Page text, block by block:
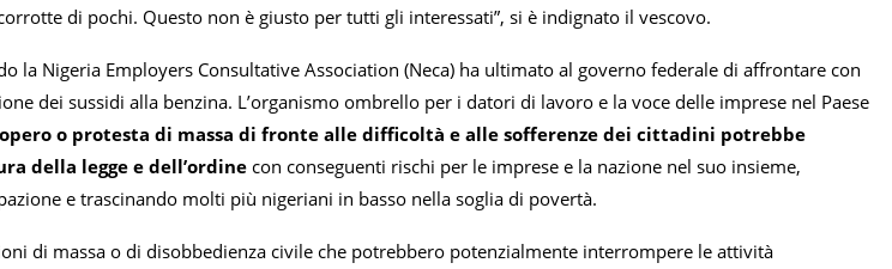
di pochi. Questo non è giusto per tutti gli interessati”, si è indignato il vescovo.
la Nigeria Employers Consultative Association (Neca) ha ultimato al governo federale di affrontare con
dei sussidi alla benzina. L’organismo ombrello per i datori di lavoro e la voce delle imprese nel Paese
o protesta di massa di fronte alle difficoltà e alle sofferenze dei cittadini potrebbe
della legge e dell’ordine con conseguenti rischi per le imprese e la nazione nel suo insieme,
e trascinando molti più nigeriani in basso nella soglia di povertà.
di massa o di disobbedienza civile che potrebbero potenzialmente interrompere le attività